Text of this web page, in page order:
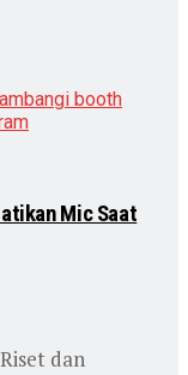
Mic Saat
dan